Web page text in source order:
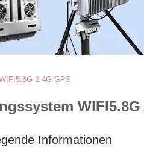
2.4G GPS
WIFI5.8G
Informationen